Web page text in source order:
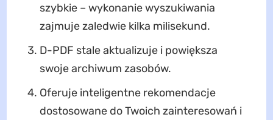
szybkie – wykonanie wyszukiwania
zajmuje zaledwie kilka milisekund.
D-PDF stale aktualizuje i powiększa
swoje archiwum zasobów.
Oferuje inteligentne rekomendacje
dostosowane do Twoich zainteresowań i